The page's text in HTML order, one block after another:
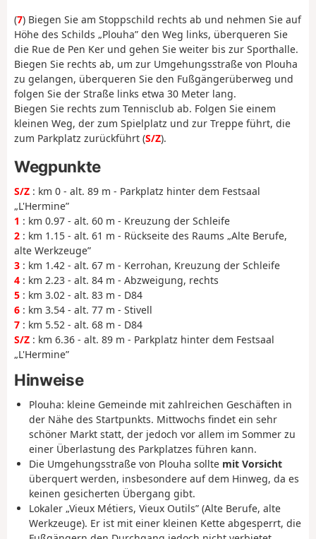
(7) Biegen Sie am Stoppschild rechts ab und nehmen Sie auf
Höhe des Schilds „Plouha” den Weg links, überqueren Sie
die Rue de Pen Ker und gehen Sie weiter bis zur Sporthalle.
Biegen Sie rechts ab, um zur Umgehungsstraße von Plouha
zu gelangen, überqueren Sie den Fußgängerüberweg und
folgen Sie der Straße links etwa 30 Meter lang.
Biegen Sie rechts zum Tennisclub ab. Folgen Sie einem
kleinen Weg, der zum Spielplatz und zur Treppe führt, die
zum Parkplatz zurückführt (S/Z).
Wegpunkte
S/Z : km 0 - alt. 89 m - Parkplatz hinter dem Festsaal
„L'Hermine”
1 : km 0.97 - alt. 60 m - Kreuzung der Schleife
2 : km 1.15 - alt. 61 m - Rückseite des Raums „Alte Berufe,
alte Werkzeuge”
3 : km 1.42 - alt. 67 m - Kerrohan, Kreuzung der Schleife
4 : km 2.23 - alt. 84 m - Abzweigung, rechts
5 : km 3.02 - alt. 83 m - D84
6 : km 3.54 - alt. 77 m - Stivell
7 : km 5.52 - alt. 68 m - D84
S/Z : km 6.36 - alt. 89 m - Parkplatz hinter dem Festsaal
„L'Hermine”
Hinweise
Plouha: kleine Gemeinde mit zahlreichen Geschäften in
der Nähe des Startpunkts. Mittwochs findet ein sehr
schöner Markt statt, der jedoch vor allem im Sommer zu
einer Überlastung des Parkplatzes führen kann.
Die Umgehungsstraße von Plouha sollte mit Vorsicht
überquert werden, insbesondere auf dem Hinweg, da es
keinen gesicherten Übergang gibt.
Lokaler „Vieux Métiers, Vieux Outils” (Alte Berufe, alte
Werkzeuge). Er ist mit einer kleinen Kette abgesperrt, die